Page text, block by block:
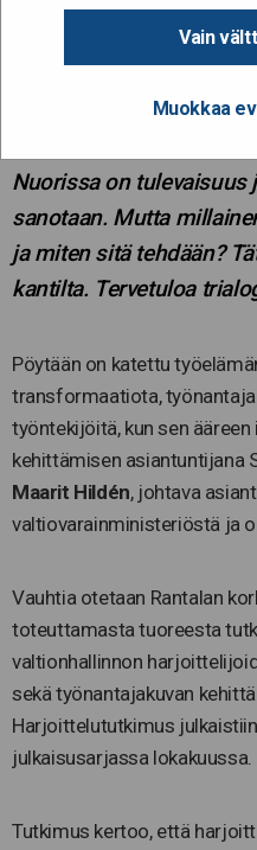
Vain
Muokkaa
Trialogissa
tulevaisuus
Nuorissa on tulevaisuus
sanotaan. Mutta
ja miten sitä tehdään?
kantilta. Tervetuloa
Pöytään on katettu
transformaatiota,
työntekijöitä, kun sen
kehittämisen asiantuntijana
Maarit Hildén, johtava
valtiovarainministeriöstä ja
Vauhtia otetaan Rantalan
toteuttamasta tuoreesta
valtionhallinnon
sekä työnantajakuvan
Harjoittelututkimus
julkaisusarjassa lokakuussa.
Tutkimus kertoo, että